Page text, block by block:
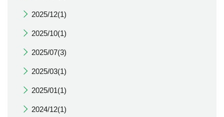
2025/12(1)
2025/10(1)
2025/07(3)
2025/03(1)
2025/01(1)
2024/12(1)